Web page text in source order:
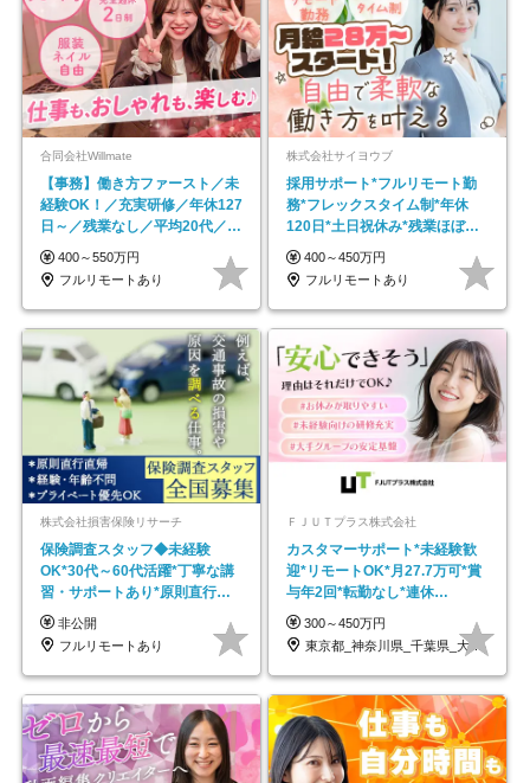
合同会社Willmate
【事務】働き方ファースト／未
経験OK！／充実研修／年休127
日～／残業なし／平均20代／リ
モートOK
400～550万円
フルリモートあり
株式会社サイヨウブ
採用サポート*フルリモート勤
務*フレックスタイム制*年休
120日*土日祝休み*残業ほぼな
し*育児中社員8割以上
400～450万円
フルリモートあり
株式会社損害保険リサーチ
保険調査スタッフ◆未経験
OK*30代～60代活躍*丁寧な講
習・サポートあり*原則直行直
帰／全国募集・業務委託
非公開
フルリモートあり
ＦＪＵＴプラス株式会社
カスタマーサポート*未経験歓
迎*リモートOK*月27.7万可*賞
与年2回*転勤なし*連休
OK/ZE010232
300～450万円
東京都_神奈川県_千葉県_大阪府_愛知県…